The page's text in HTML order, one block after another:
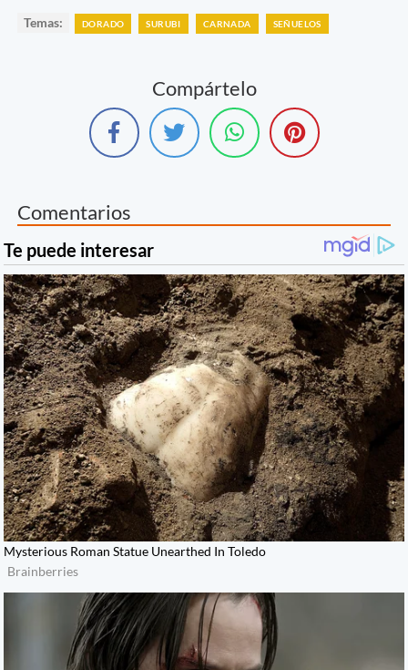
Temas: DORADO SURUBI CARNADA SEÑUELOS
Compártelo
Comentarios